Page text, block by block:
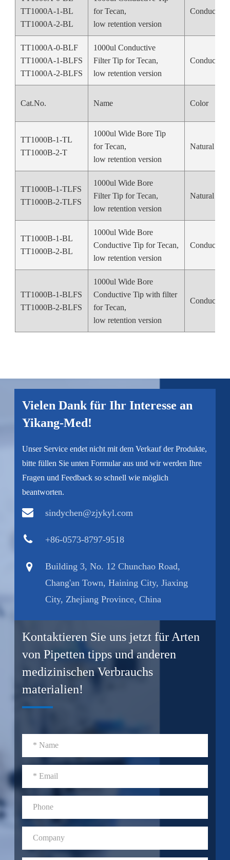
TT1000A-1-BL
TT1000A-2-BL
for Tecan,
low retention version
Conductive
TT1000A-0-BLF
TT1000A-1-BLFS
TT1000A-2-BLFS
1000ul Conductive
Filter Tip for Tecan,
low retention version
Conductive
Cat.No. Name Color
TT1000B-1-TL
TT1000B-2-T
1000ul Wide Bore Tip
for Tecan,
low retention version
Natural
TT1000B-1-TLFS
TT1000B-2-TLFS
1000ul Wide Bore
Filter Tip for Tecan,
low retention version
Natural
TT1000B-1-BL
TT1000B-2-BL
1000ul Wide Bore
Conductive Tip for Tecan,
low retention version
Conductive
TT1000B-1-BLFS
TT1000B-2-BLFS
1000ul Wide Bore
Conductive Tip with filter
for Tecan,
low retention version
Conductive
Vielen Dank für Ihr Interesse an
Yikang-Med!
Unser Service endet nicht mit dem Verkauf der Produkte,
bitte füllen Sie unten Formular aus und wir werden Ihre
Fragen und Feedback so schnell wie möglich
beantworten.
sindychen@zjykyl.com
+86-0573-8797-9518
Building 3, No. 12 Chunchao Road,
Chang'an Town, Haining City, Jiaxing
City, Zhejiang Province, China
Kontaktieren Sie uns jetzt für Arten
von Pipetten tipps und anderen
medizinischen Verbrauchs
materialien!